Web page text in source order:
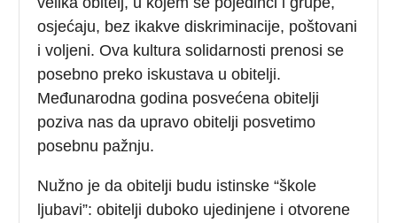
osjećaju, bez ikakve diskriminacije, poštovani
i voljeni. Ova kultura solidarnosti prenosi se
posebno preko iskustava u obitelji.
Međunarodna godina posvećena obitelji
poziva nas da upravo obitelji posvetimo
posebnu pažnju.
Nužno je da obitelji budu istinske “škole
ljubavi”: obitelji duboko ujedinjene i otvorene